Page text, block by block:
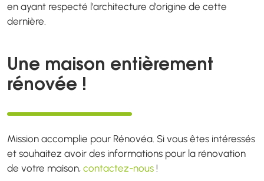
en ayant respecté l'architecture d'origine de cette
dernière.
Une maison entièrement
rénovée !
Mission accomplie pour Rénovéa. Si vous êtes intéressés
et souhaitez avoir des informations pour la rénovation
de votre maison, contactez-nous !